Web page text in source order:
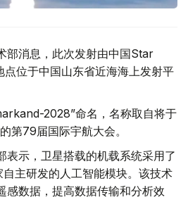
部消息，此次发射由中国Star
位于中国山东省近海海上发射平
2028”命名，名称取自将于
第79届国际宇航大会。
表示，卫星搭载的机载系统采用了
主研发的人工智能模块。该技术
感数据，提高数据传输和分析效